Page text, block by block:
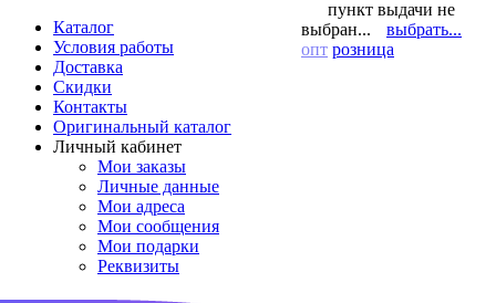
Каталог
Условия работы
Доставка
Скидки
Контакты
Оригинальный каталог
Личный кабинет
Мои заказы
Личные данные
Мои адреса
Мои сообщения
Мои подарки
Реквизиты
пункт выдачи не
выбран...
выбрать...
опт розница